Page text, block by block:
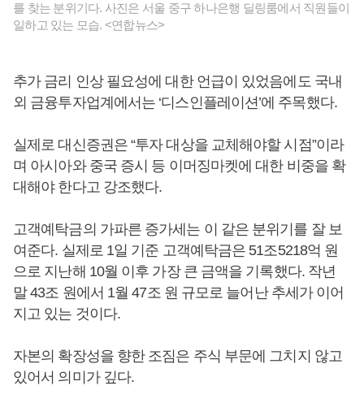
를 찾는 분위기다. 사진은 서울 중구 하나은행 딜링룸에서 직원들이
일하고 있는 모습. <연합뉴스>
추가 금리 인상 필요성에 대한 언급이 있었음에도 국내
외 금융투자업계에서는 ‘디스인플레이션’에 주목했다.
실제로 대신증권은 “투자 대상을 교체해야할 시점”이라
며 아시아와 중국 증시 등 이머징마켓에 대한 비중을 확
대해야 한다고 강조했다.
고객예탁금의 가파른 증가세는 이 같은 분위기를 잘 보
여준다. 실제로 1일 기준 고객예탁금은 51조5218억 원
으로 지난해 10월 이후 가장 큰 금액을 기록했다. 작년
말 43조 원에서 1월 47조 원 규모로 늘어난 추세가 이어
지고 있는 것이다.
자본의 확장성을 향한 조짐은 주식 부문에 그치지 않고
있어서 의미가 깊다.